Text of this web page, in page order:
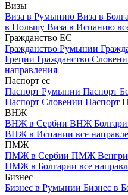
Визы
Виза в Румынию Виза в
в Польшу Виза в Испанию
Гражданство ЕС
Гражданство Румынии
Греции Гражданство
направления
Паспорт ес
Паспорт Румынии Паспорт
Паспорт Словении Паспорт
ВНЖ
ВНЖ в Сербии ВНЖ
ВНЖ в Испании все
ПМЖ
ПМЖ в Сербии ПМЖ
ПМЖ в Болгарии все
Бизнес
Бизнес в Румынии Бизнес в